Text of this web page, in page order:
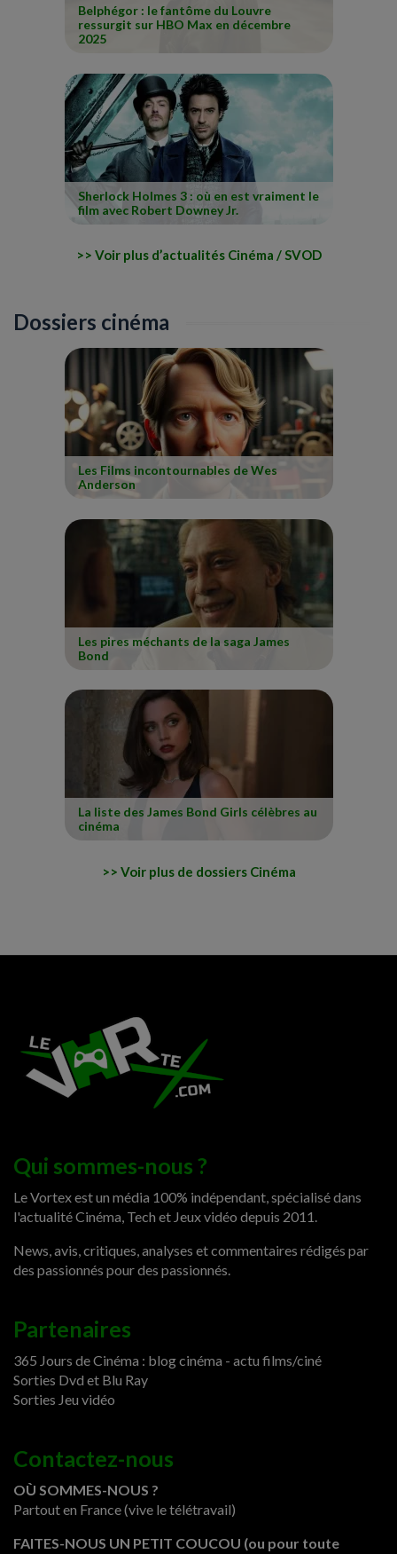
Belphégor : le fantôme du Louvre
ressurgit sur HBO Max en décembre
2025
Sherlock Holmes 3 : où en est vraiment le
film avec Robert Downey Jr.
Voir plus d’actualités Cinéma / SVOD
Dossiers cinéma
Les Films incontournables de Wes
Anderson
Les pires méchants de la saga James
Bond
La liste des James Bond Girls célèbres au
cinéma
Voir plus de dossiers Cinéma
Qui sommes-nous ?
Le Vortex est un média 100% indépendant, spécialisé dans
l'actualité Cinéma, Tech et Jeux vidéo depuis 2011.
News, avis, critiques, analyses et commentaires rédigés par
des passionnés pour des passionnés.
Partenaires
365 Jours de Cinéma : blog cinéma - actu films/ciné
Sorties Dvd et Blu Ray
Sorties Jeu vidéo
Contactez-nous
OÙ SOMMES-NOUS ?
Partout en France (vive le télétravail)
FAITES-NOUS UN PETIT COUCOU (ou pour toute